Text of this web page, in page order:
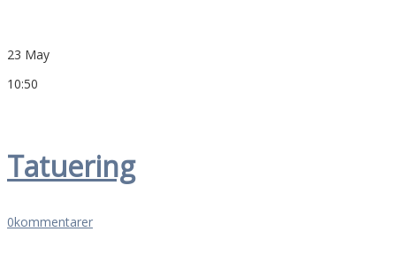
23 May
10:50
Tatuering
0kommentarer